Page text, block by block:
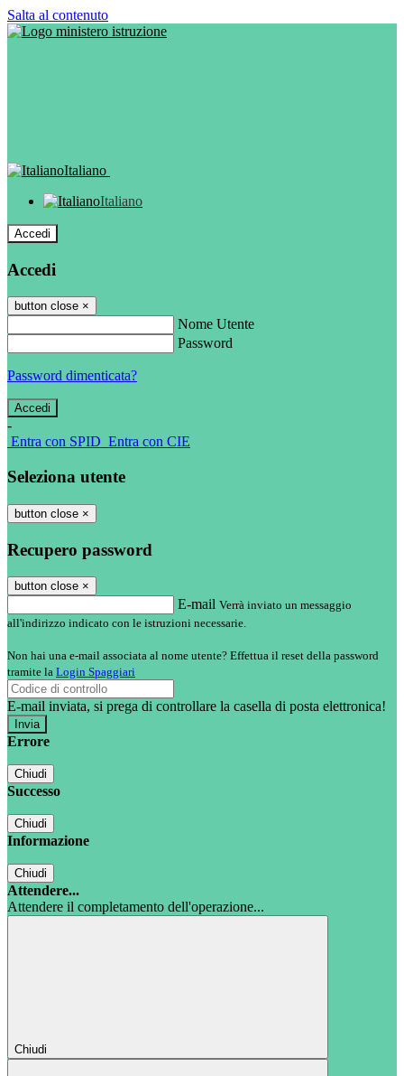
Salta al contenuto
Italiano
Italiano
Accedi
Accedi
button close ×
Nome Utente
Password
Password dimenticata?
-
Entra con SPID Entra con CIE
Seleziona utente
button close ×
Recupero password
button close ×
E-mail Verrà inviato un messaggio
all'indirizzo indicato con le istruzioni necessarie.
Non hai una e-mail associata al nome utente? Effettua il reset della password
tramite la Login Spaggiari
E-mail inviata, si prega di controllare la casella di posta elettronica!
Errore
Chiudi
Successo
Chiudi
Informazione
Chiudi
Attendere...
Attendere il completamento dell'operazione...
Chiudi